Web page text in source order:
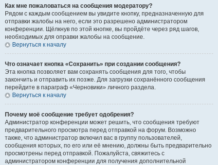
Как мне пожаловаться на сообщения модератору?
Рядом с каждым сообщением вы увидите кнопку, предназначенную для
отправки жалобы на него, если это разрешено администратором
конференции. Щёлкнув по этой кнопке, вы пройдёте через ряд шагов,
необходимых для оправки жалобы на сообщение.
Вернуться к началу
Что означает кнопка «Сохранить» при создании сообщения?
Эта кнопка позволяет вам сохранять сообщения для того, чтобы
закончить и отправить их позже. Для загрузки сохранённого сообщения
перейдите в параграф «Черновики» личного раздела.
Вернуться к началу
Почему моё сообщение требует одобрения?
Администратор конференции может решить, что сообщения требуют
предварительного просмотра перед отправкой на форум. Возможно
также, что администратор включил вас в группу пользователей,
сообщения которых, по его или её мнению, должны быть предварительно
просмотрены перед отправкой. Пожалуйста, свяжитесь с
администратором конференции для получения дополнительной